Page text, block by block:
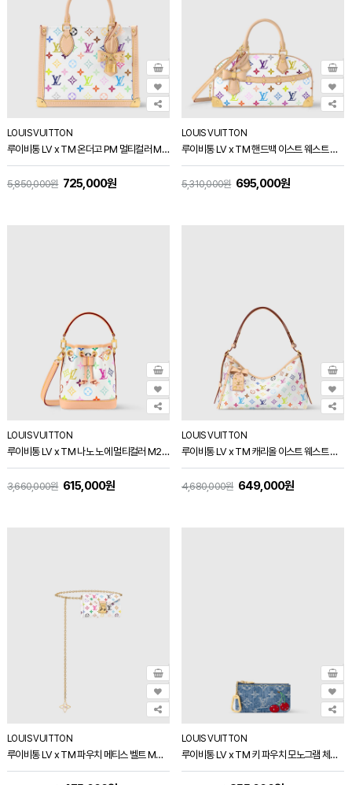
LOUIS VUITTON
루이비통 LV x TM 온더고 PM 멀티컬러 M27580
5,850,000원 725,000원
LOUIS VUITTON
루이비통 LV x TM 핸드백 이스트 웨스트 멀티컬러 M13084
5,310,000원 695,000원
LOUIS VUITTON
루이비통 LV x TM 나노 노에 멀티컬러 M27493
3,660,000원 615,000원
LOUIS VUITTON
루이비통 LV x TM 캐리올 이스트 웨스트 M27578
4,680,000원 649,000원
LOUIS VUITTON
루이비통 LV x TM 파우치 메티스 벨트 M4625Z
LOUIS VUITTON
루이비통 LV x TM 키 파우치 모노그램 체리 데님 M14938